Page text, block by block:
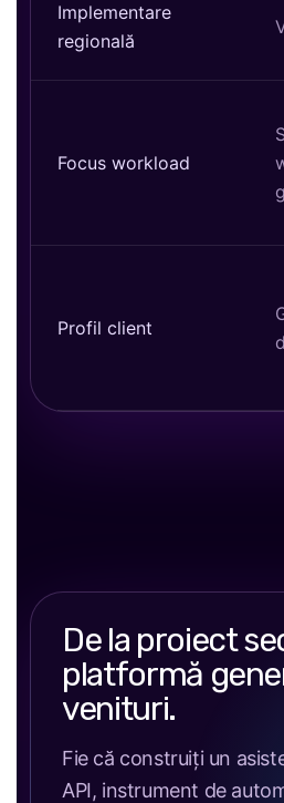
Implementare
regională
Focus workload
Profil client
De la proiect
platformă
venituri.
Fie că construiți un
API, instrument de